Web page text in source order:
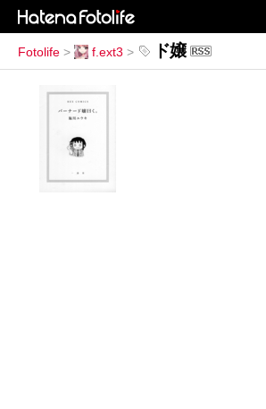
Fotolife > f.ext3 > ド嬢